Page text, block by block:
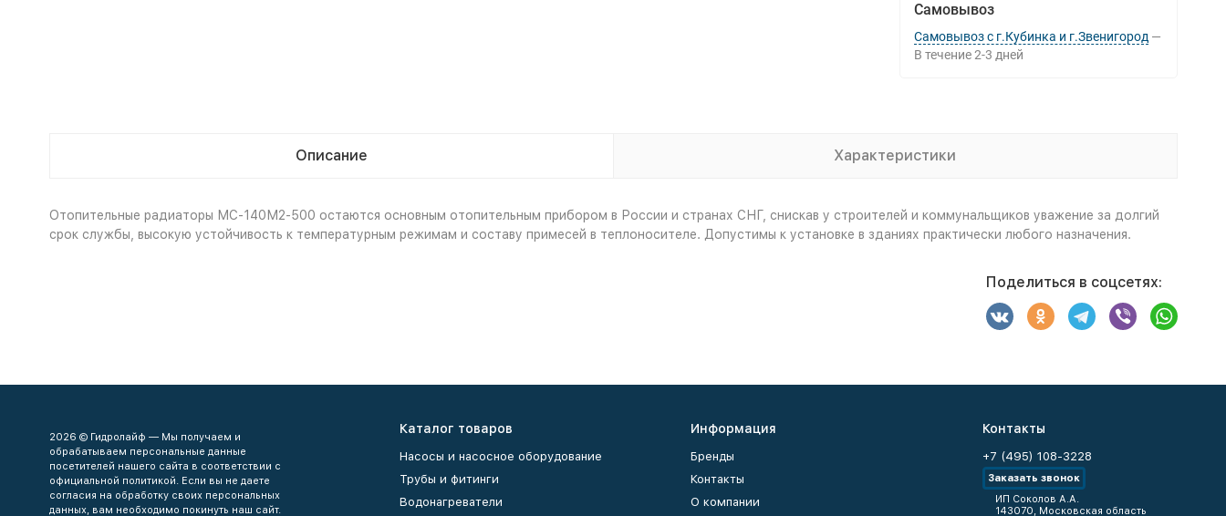
Самовывоз
Самовывоз с г.Кубинка и г.Звенигород
В течение 2-3 дней
Описание Характеристики
Отопительные радиаторы МС-140М2-500 остаются основным отопительным прибором в России и странах СНГ, снискав у строителей и коммунальщиков уважение за долгий
срок службы, высокую устойчивость к температурным режимам и составу примесей в теплоносителе. Допустимы к установке в зданиях практически любого назначения.
Поделиться в соцсетях:
2026 © Гидролайф — Мы получаем и
обрабатываем персональные данные
посетителей нашего сайта в соответствии с
официальной политикой. Если вы не даете
согласия на обработку своих персональных
данных, вам необходимо покинуть наш сайт.
Каталог товаров
Насосы и насосное оборудование
Трубы и фитинги
Водонагреватели
Информация
Бренды
Контакты
О компании
Контакты
+7 (495) 108-3228
Заказать звонок
ИП Соколов А.А.
143070, Московская область